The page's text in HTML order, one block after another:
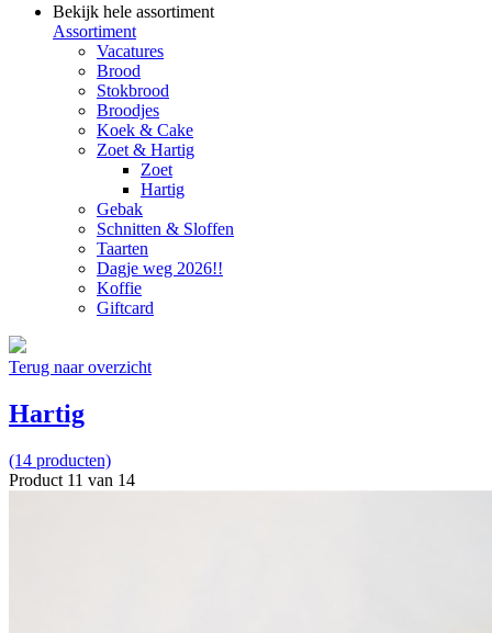
Bekijk hele assortiment
Assortiment
Vacatures
Brood
Stokbrood
Broodjes
Koek & Cake
Zoet & Hartig
Zoet
Hartig
Gebak
Schnitten & Sloffen
Taarten
Dagje weg 2026!!
Koffie
Giftcard
Terug naar overzicht
Hartig
(14 producten)
Product 11 van 14